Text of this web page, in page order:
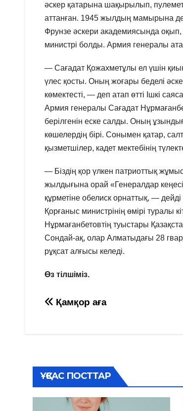
әскер қатарына шақырылып,
аттанған. 1945 жылдың мамырына
Фрунзе әскери академиясында
министрі болды. Армия генералы
— Сағадат Қожахметұлы ел үшін
үлес қосты. Оның жоғары беделі
көмектесті, — деп атап өтті Ішкі
Армия генералы Сағадат
берілгенін еске салды. Оның
көшелердің бірі. Сонымен қатар,
қызметшілер, кадет мектебінің
— Біздің қор үлкен патриоттық
жылдығына орай «Генералдар
құрметіне обелиск орнаттық, —
Қорғаныс министрінің өмірі туралы
Нұрмағанбетовтің туыстары
Сондай-ақ, олар Алматыдағы 28
рұқсат алғысы келеді.
Өз тілшіміз.
Навигация
Қамқор аға
ҰҚСАС ПОСТТАР